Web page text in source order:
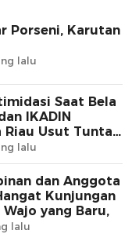
Porseni, Karutan
lalu
Saat Bela
IKADIN
Riau Usut Tuntas
lalu
dan Anggota
Kunjungan
yang Baru,
lalu